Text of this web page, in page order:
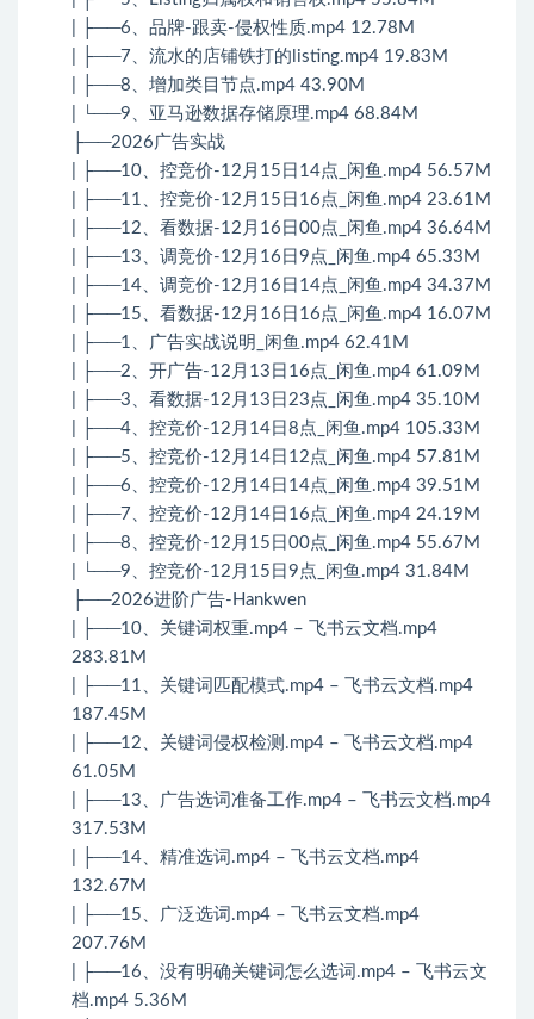
| ├──6、品牌-跟卖-侵权性质.mp4 12.78M
| ├──7、流水的店铺铁打的listing.mp4 19.83M
| ├──8、增加类目节点.mp4 43.90M
| └──9、亚马逊数据存储原理.mp4 68.84M
├──2026广告实战
| ├──10、控竞价-12月15日14点_闲鱼.mp4 56.57M
| ├──11、控竞价-12月15日16点_闲鱼.mp4 23.61M
| ├──12、看数据-12月16日00点_闲鱼.mp4 36.64M
| ├──13、调竞价-12月16日9点_闲鱼.mp4 65.33M
| ├──14、调竞价-12月16日14点_闲鱼.mp4 34.37M
| ├──15、看数据-12月16日16点_闲鱼.mp4 16.07M
| ├──1、广告实战说明_闲鱼.mp4 62.41M
| ├──2、开广告-12月13日16点_闲鱼.mp4 61.09M
| ├──3、看数据-12月13日23点_闲鱼.mp4 35.10M
| ├──4、控竞价-12月14日8点_闲鱼.mp4 105.33M
| ├──5、控竞价-12月14日12点_闲鱼.mp4 57.81M
| ├──6、控竞价-12月14日14点_闲鱼.mp4 39.51M
| ├──7、控竞价-12月14日16点_闲鱼.mp4 24.19M
| ├──8、控竞价-12月15日00点_闲鱼.mp4 55.67M
| └──9、控竞价-12月15日9点_闲鱼.mp4 31.84M
├──2026进阶广告-Hankwen
| ├──10、关键词权重.mp4 – 飞书云文档.mp4
283.81M
| ├──11、关键词匹配模式.mp4 – 飞书云文档.mp4
187.45M
| ├──12、关键词侵权检测.mp4 – 飞书云文档.mp4
61.05M
| ├──13、广告选词准备工作.mp4 – 飞书云文档.mp4
317.53M
| ├──14、精准选词.mp4 – 飞书云文档.mp4
132.67M
| ├──15、广泛选词.mp4 – 飞书云文档.mp4
207.76M
| ├──16、没有明确关键词怎么选词.mp4 – 飞书云文
档.mp4 5.36M